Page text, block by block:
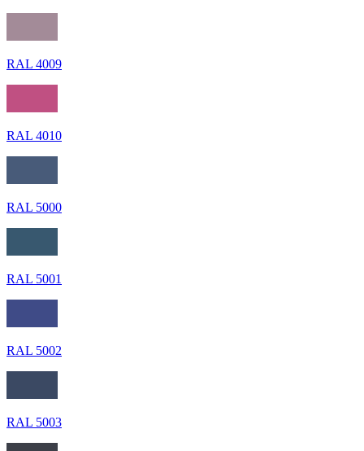
RAL 4009
RAL 4010
RAL 5000
RAL 5001
RAL 5002
RAL 5003